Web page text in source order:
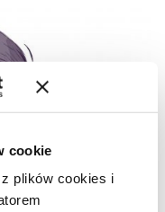
cookie
plików cookies i